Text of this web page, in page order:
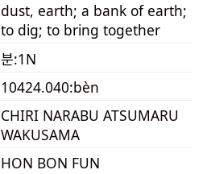
dust, earth; a bank of earth;
to dig; to bring together
분:1N
10424.040:bèn
CHIRI NARABU ATSUMARU
WAKUSAMA
HON BON FUN